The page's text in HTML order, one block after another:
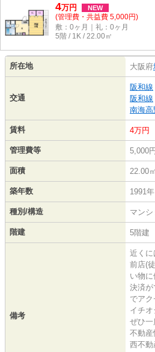
4万円 NEW
(管理費・共益費 5,000円)
敷：0ヶ月｜礼：0ヶ月
5階 / 1K / 22.00㎡
所在地 大阪府
交通
阪和線
阪和線
南海高
賃料 4万円
管理費等 5,000円
面積 22.00㎡
築年数 1991
種別/構造 マン
階建 5階建
備考
近くに
前店(
い物
決済が
でア
イチオ
ぜひ一
不動産
西不